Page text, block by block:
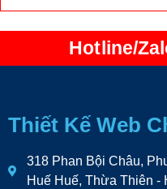
Hotline/
Thiết Kế Web
318 Phan Bội Châu,
Huế Huế, Thừa Thiên -